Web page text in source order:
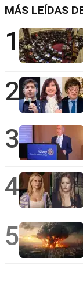
MÁS LEÍDAS
1
2
3
4
5